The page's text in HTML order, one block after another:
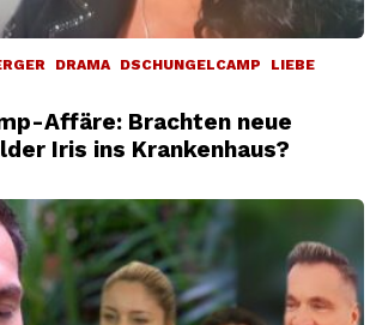
DRAMA DSCHUNGELCAMP
LIEBE
Affäre: Brachten neue
Iris ins Krankenhaus?